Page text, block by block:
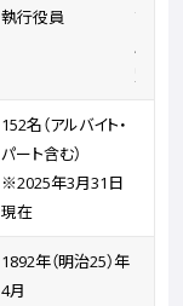
執行役員
吉
原
152名（アルバイト・
パート含む）
※2025年3月31日
現在
1892年（明治25）年
4月